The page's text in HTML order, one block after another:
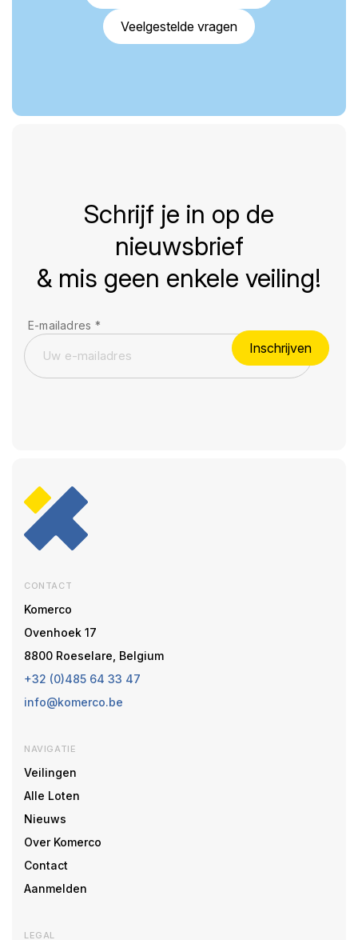
Veelgestelde vragen
Schrijf je in op de
nieuwsbrief
& mis geen enkele veiling!
E-mailadres *
Inschrijven
CONTACT
Komerco
Ovenhoek 17
8800 Roeselare, Belgium
+32 (0)485 64 33 47
info@komerco.be
NAVIGATIE
Veilingen
Alle Loten
Nieuws
Over Komerco
Contact
Aanmelden
LEGAL